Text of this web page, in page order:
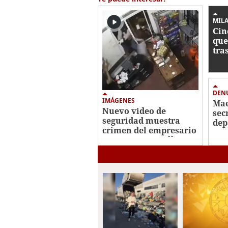
IMÁGENES
Nuevo video de
seguridad muestra
crimen del empresario
Jorge Luis Castellanos